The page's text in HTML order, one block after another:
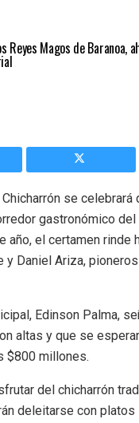
Reyes Magos de Baranoa,
se celebrará
gastronómico
año, el certamen rinde
y Daniel Ariza,
Edinson Palma,
altas y que se
$800 millones.
del chicharrón
deleitarse con platos